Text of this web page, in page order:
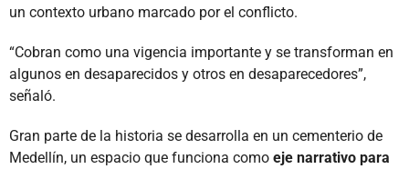
un contexto urbano marcado por el conflicto.
“Cobran como una vigencia importante y se transforman en
algunos en desaparecidos y otros en desaparecedores”,
señaló.
Gran parte de la historia se desarrolla en un cementerio de
Medellín, un espacio que funciona como eje narrativo para